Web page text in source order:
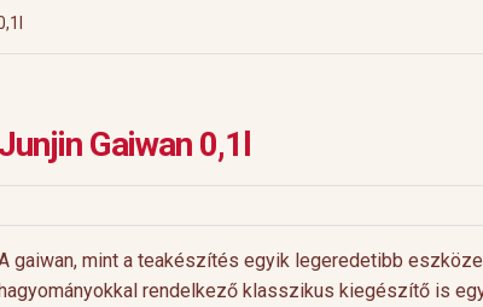
fizetés Webáruház Rólunk HoReCa Impresszum
Junjin Gaiwan 0,1l
gaiwan, mint a teakészítés egyik legeredetibb
rendelkező klasszikus kiegészítő is